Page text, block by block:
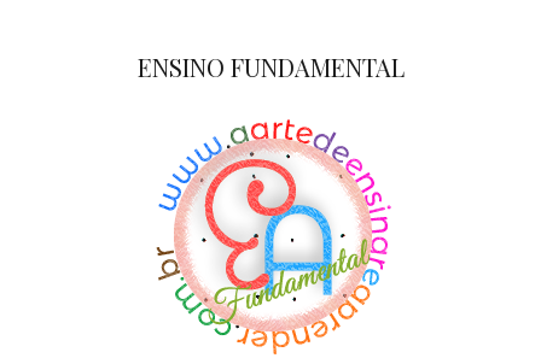
ENSINO FUNDAMENTAL